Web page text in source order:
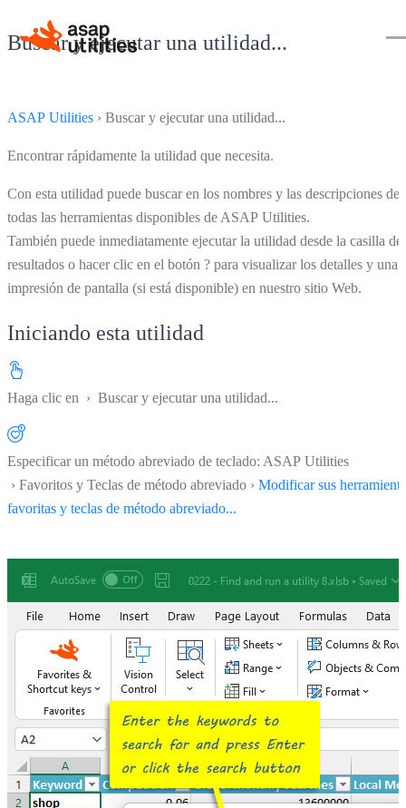
Buscar y ejecutar una utilidad...
ASAP Utilities › Buscar y ejecutar una utilidad...
Encontrar rápidamente la utilidad que necesita.
Con esta utilidad puede buscar en los nombres y las descripciones de
todas las herramientas disponibles de ASAP Utilities.
También puede inmediatamente ejecutar la utilidad desde la casilla de
resultados o hacer clic en el botón ? para visualizar los detalles y una
impresión de pantalla (si está disponible) en nuestro sitio Web.
Iniciando esta utilidad
Haga clic en › Buscar y ejecutar una utilidad...
Especificar un método abreviado de teclado: ASAP Utilities
› Favoritos y Teclas de método abreviado › Modificar sus
favoritas y teclas de método abreviado...